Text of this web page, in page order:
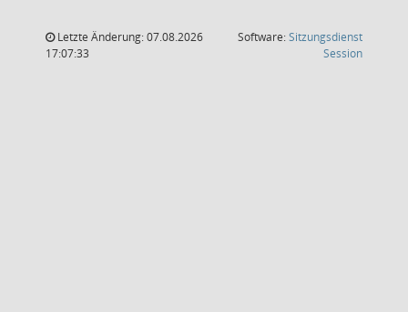
Letzte Änderung: 07.08.2026
17:07:33
Software:Sitzungsdienst
Session(Wird in